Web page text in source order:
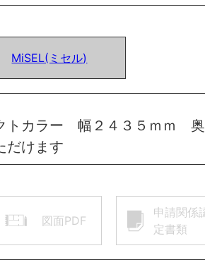
MiSEL(ミセル)
カラー 幅２４３５ｍｍ 奥
だけます
図面PDF
申請関係
定書類